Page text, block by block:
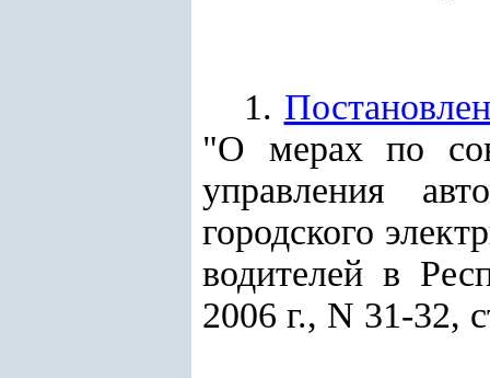
1.
"О мерах по
управления
городского
водителей в
2006 г., N 31-32,